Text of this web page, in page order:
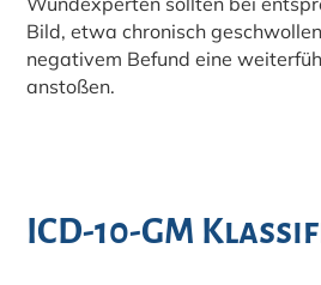
Bild, etwa chronisch
negativem Befund eine
anstoßen.
ICD-10-GM